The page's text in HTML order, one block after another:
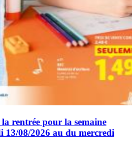
rentrée pour la semaine
13/08/2026 au du mercredi